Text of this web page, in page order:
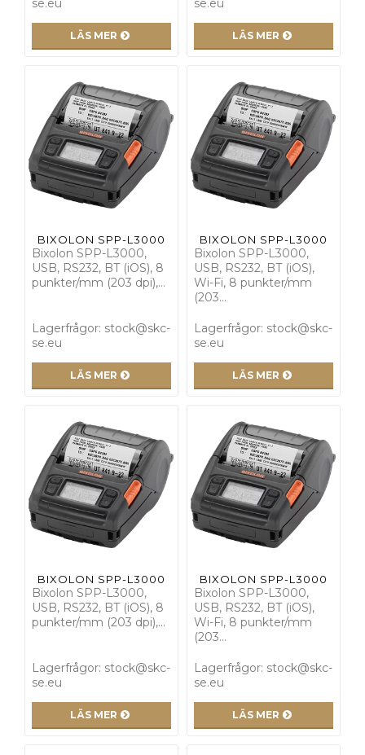
se.eu
LÄS MER
se.eu
LÄS MER
BIXOLON SPP-L3000
Bixolon SPP-L3000,
USB, RS232, BT (iOS), 8
punkter/mm (203 dpi),…
Lagerfrågor: stock@skc-
se.eu
LÄS MER
BIXOLON SPP-L3000
Bixolon SPP-L3000,
USB, RS232, BT (iOS),
Wi-Fi, 8 punkter/mm
(203…
Lagerfrågor: stock@skc-
se.eu
LÄS MER
BIXOLON SPP-L3000
Bixolon SPP-L3000,
USB, RS232, BT (iOS), 8
punkter/mm (203 dpi),…
Lagerfrågor: stock@skc-
se.eu
LÄS MER
BIXOLON SPP-L3000
Bixolon SPP-L3000,
USB, RS232, BT (iOS),
Wi-Fi, 8 punkter/mm
(203…
Lagerfrågor: stock@skc-
se.eu
LÄS MER